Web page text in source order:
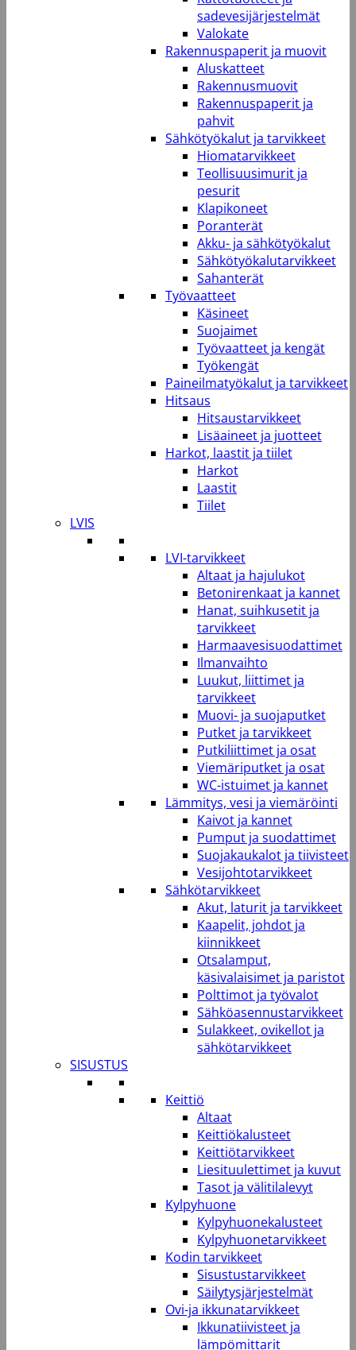
sadevesijärjestelmät
Valokate
Rakennuspaperit ja muovit
Aluskatteet
Rakennusmuovit
Rakennuspaperit ja
pahvit
Sähkötyökalut ja tarvikkeet
Hiomatarvikkeet
Teollisuusimurit ja
pesurit
Klapikoneet
Poranterät
Akku- ja sähkötyökalut
Sähkötyökalutarvikkeet
Sahanterät
Työvaatteet
Käsineet
Suojaimet
Työvaatteet ja kengät
Työkengät
Paineilmatyökalut ja tarvikkeet
Hitsaus
Hitsaustarvikkeet
Lisäaineet ja juotteet
Harkot, laastit ja tiilet
Harkot
Laastit
Tiilet
LVIS
LVI-tarvikkeet
Altaat ja hajulukot
Betonirenkaat ja kannet
Hanat, suihkusetit ja
tarvikkeet
Harmaavesisuodattimet
Ilmanvaihto
Luukut, liittimet ja
tarvikkeet
Muovi- ja suojaputket
Putket ja tarvikkeet
Putkiliittimet ja osat
Viemäriputket ja osat
WC-istuimet ja kannet
Lämmitys, vesi ja viemäröinti
Kaivot ja kannet
Pumput ja suodattimet
Suojakaukalot ja tiivisteet
Vesijohtotarvikkeet
Sähkötarvikkeet
Akut, laturit ja tarvikkeet
Kaapelit, johdot ja
kiinnikkeet
Otsalamput,
käsivalaisimet ja paristot
Polttimot ja työvalot
Sähköasennustarvikkeet
Sulakkeet, ovikellot ja
sähkötarvikkeet
SISUSTUS
Keittiö
Altaat
Keittiökalusteet
Keittiötarvikkeet
Liesituulettimet ja kuvut
Tasot ja välitilalevyt
Kylpyhuone
Kylpyhuonekalusteet
Kylpyhuonetarvikkeet
Kodin tarvikkeet
Sisustustarvikkeet
Säilytysjärjestelmät
Ovi-ja ikkunatarvikkeet
Ikkunatiivisteet ja
lämpömittarit